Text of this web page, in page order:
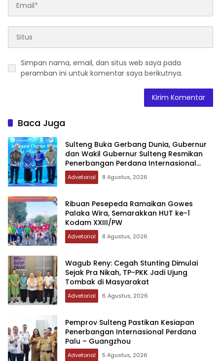
Simpan nama, email, dan situs web saya pada
peramban ini untuk komentar saya berikutnya.
Baca Juga
Sulteng Buka Gerbang Dunia, Gubernur
dan Wakil Gubernur Sulteng Resmikan
Penerbangan Perdana Internasional
Palu-Guangzhou
Advetorial 8 Agustus, 2026
Ribuan Pesepeda Ramaikan Gowes
Palaka Wira, Semarakkan HUT ke-1
Kodam XXIII/PW
Advetorial 8 Agustus, 2026
Wagub Reny: Cegah Stunting Dimulai
Sejak Pra Nikah, TP-PKK Jadi Ujung
Tombak di Masyarakat
Advetorial 6 Agustus, 2026
Pemprov Sulteng Pastikan Kesiapan
Penerbangan Internasional Perdana
Palu – Guangzhou
Advetorial 5 Agustus, 2026